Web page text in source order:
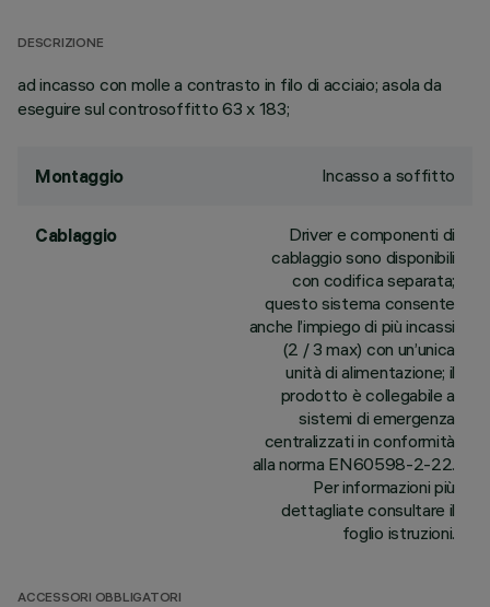
DESCRIZIONE
ad incasso con molle a contrasto in filo di acciaio; asola da
eseguire sul controsoffitto 63 x 183;
Montaggio Incasso a soffitto
Cablaggio
Driver e componenti di
cablaggio sono disponibili
con codifica separata;
questo sistema consente
anche l’impiego di più incassi
(2 / 3 max) con un’unica
unità di alimentazione; il
prodotto è collegabile a
sistemi di emergenza
centralizzati in conformità
alla norma EN60598-2-22.
Per informazioni più
dettagliate consultare il
foglio istruzioni.
ACCESSORI OBBLIGATORI